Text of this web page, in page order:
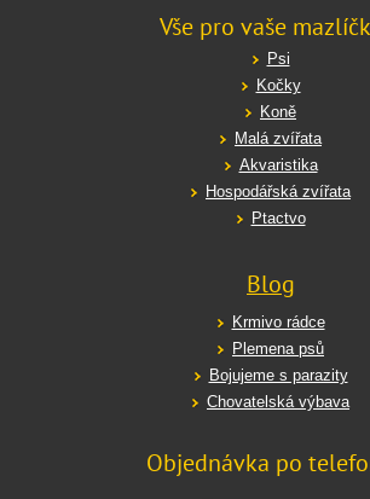
Vše pro vaše
Psi
Kočky
Koně
Malá zvířata
Akvaristika
Hospodářská zvířata
Ptactvo
Blog
Krmivo rádce
Plemena psů
Bojujeme s parazity
Chovatelská výbava
Objednávka po